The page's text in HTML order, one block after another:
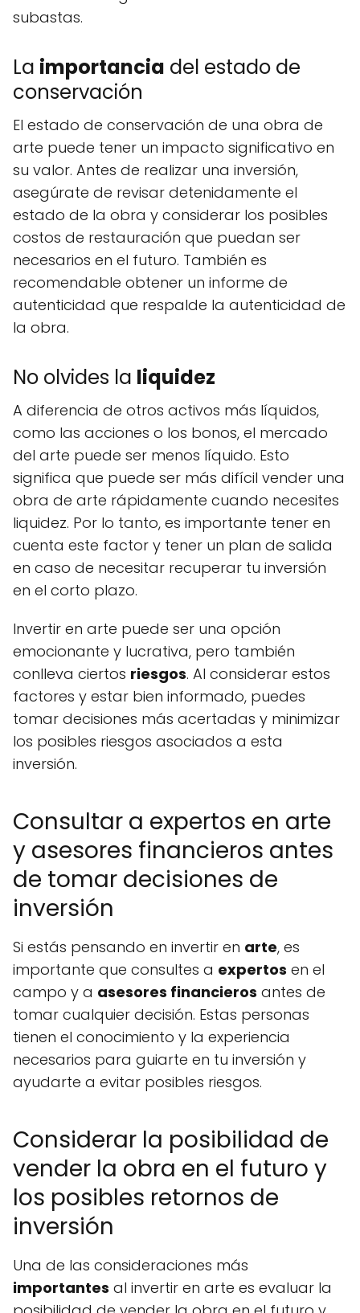
subastas.
La importancia del estado de
conservación
El estado de conservación de una obra de
arte puede tener un impacto significativo en
su valor. Antes de realizar una inversión,
asegúrate de revisar detenidamente el
estado de la obra y considerar los posibles
costos de restauración que puedan ser
necesarios en el futuro. También es
recomendable obtener un informe de
autenticidad que respalde la autenticidad de
la obra.
No olvides la liquidez
A diferencia de otros activos más líquidos,
como las acciones o los bonos, el mercado
del arte puede ser menos líquido. Esto
significa que puede ser más difícil vender una
obra de arte rápidamente cuando necesites
liquidez. Por lo tanto, es importante tener en
cuenta este factor y tener un plan de salida
en caso de necesitar recuperar tu inversión
en el corto plazo.
Invertir en arte puede ser una opción
emocionante y lucrativa, pero también
conlleva ciertos riesgos. Al considerar estos
factores y estar bien informado, puedes
tomar decisiones más acertadas y minimizar
los posibles riesgos asociados a esta
inversión.
Consultar a expertos en arte
y asesores financieros antes
de tomar decisiones de
inversión
Si estás pensando en invertir en arte, es
importante que consultes a expertos en el
campo y a asesores financieros antes de
tomar cualquier decisión. Estas personas
tienen el conocimiento y la experiencia
necesarios para guiarte en tu inversión y
ayudarte a evitar posibles riesgos.
Considerar la posibilidad de
vender la obra en el futuro y
los posibles retornos de
inversión
Una de las consideraciones más
importantes al invertir en arte es evaluar la